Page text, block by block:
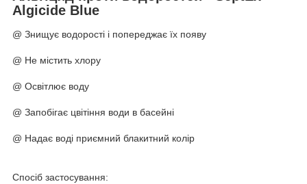
Algicide Blue
@ Знищує водорості і попереджає їх появу
@ Не містить хлору
@ Освітлює воду
@ Запобігає цвітіння води в басейні
@ Надає воді приємний блакитний колір
Спосіб застосування: